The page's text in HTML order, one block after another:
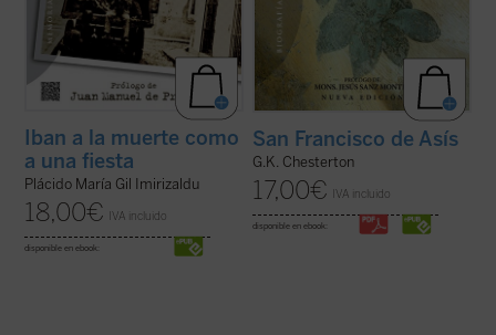
Iban a la muerte como
a una fiesta
Plácido María Gil Imirizaldu
18,00€ IVA incluido
disponible en ebook:
San Francisco de Asís
G.K. Chesterton
17,00€ IVA incluido
disponible en ebook: